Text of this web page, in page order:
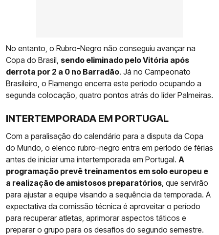
No entanto, o Rubro-Negro não conseguiu avançar na
Copa do Brasil, sendo eliminado pelo Vitória após
derrota por 2 a 0 no Barradão. Já no Campeonato
Brasileiro, o Flamengo encerra este período ocupando a
segunda colocação, quatro pontos atrás do líder Palmeiras.
INTERTEMPORADA EM PORTUGAL
Com a paralisação do calendário para a disputa da Copa
do Mundo, o elenco rubro-negro entra em período de férias
antes de iniciar uma intertemporada em Portugal. A
programação prevê treinamentos em solo europeu e
a realização de amistosos preparatórios , que servirão
para ajustar a equipe visando a sequência da temporada. A
expectativa da comissão técnica é aproveitar o período
para recuperar atletas, aprimorar aspectos táticos e
preparar o grupo para os desafios do segundo semestre.